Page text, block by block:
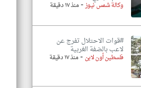
وكالة شمس نيوز-منذ ١٧ دقيقة
#قوات الاحتلال تفرج عن
لاعب بالضفة الغربية
فلسطين أون لاين -منذ ١٧ دقيقة